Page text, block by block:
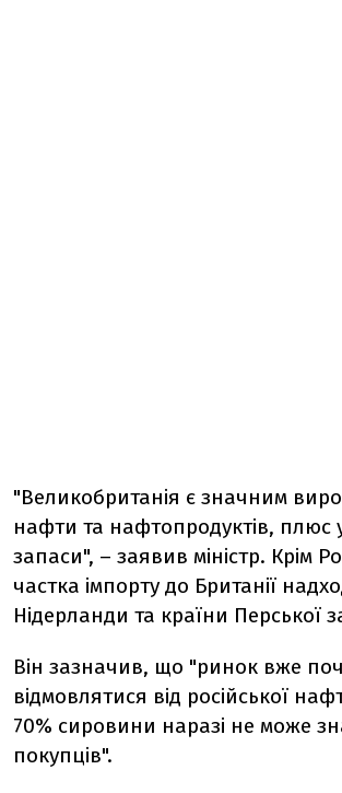
"Великобританія є значним
нафти та нафтопродуктів, плюс
запаси", – заявив міністр. Крім
частка імпорту до Британії
Нідерланди та країни Перської
Він зазначив, що "ринок вже
відмовлятися від російської
70% сировини наразі не може
покупців".